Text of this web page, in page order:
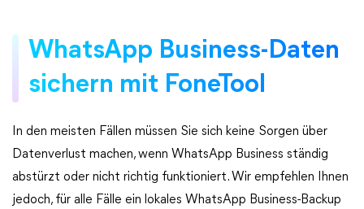
WhatsApp Business-Daten
sichern mit FoneTool
In den meisten Fällen müssen Sie sich keine Sorgen über
Datenverlust machen, wenn WhatsApp Business ständig
abstürzt oder nicht richtig funktioniert. Wir empfehlen Ihnen
jedoch, für alle Fälle ein lokales WhatsApp Business-Backup